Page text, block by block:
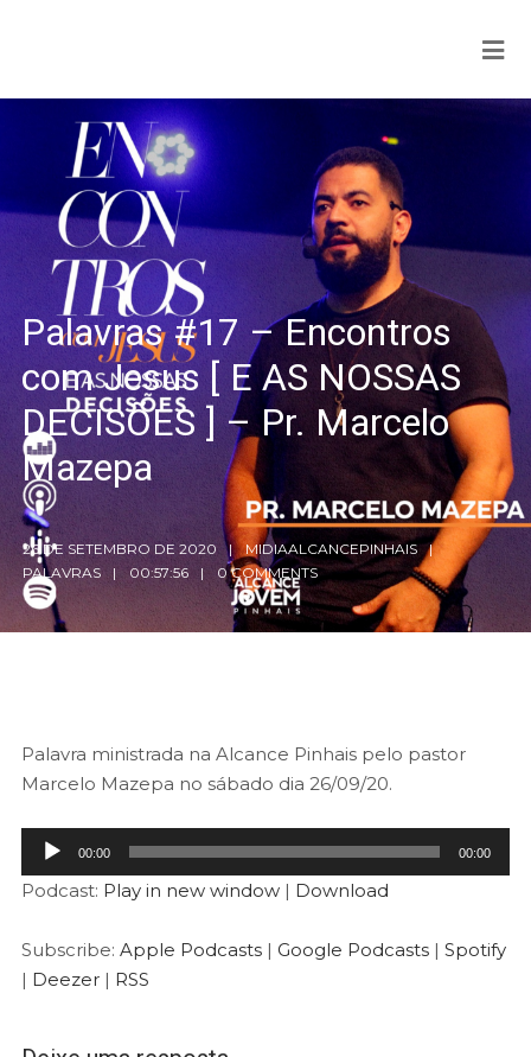
Palavras #17 – Encontros
com Jesus [ E AS NOSSAS
DECISÕES ] – Pr. Marcelo
Mazepa
26 DE SETEMBRO DE 2020
MIDIAALCANCEPINHAIS
PALAVRAS
00:57:56 0 COMMENTS
Palavra ministrada na Alcance Pinhais pelo pastor
Marcelo Mazepa no sábado dia 26/09/20.
Tocador
de
áudio
00:00 00:00
Podcast: Play in new window| Download
Subscribe: Apple Podcasts| Google Podcasts| Spotify
| Deezer| RSS